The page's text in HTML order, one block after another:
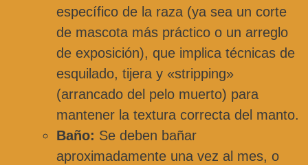
específico de la raza (ya sea un corte
de mascota más práctico o un arreglo
de exposición), que implica técnicas de
esquilado, tijera y «stripping»
(arrancado del pelo muerto) para
mantener la textura correcta del manto.
Baño: Se deben bañar
aproximadamente una vez al mes, o